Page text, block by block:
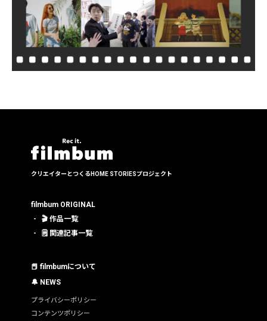
クリエイターとつくる HOME STORIESプロジェクト
filmbum ORIGINAL
🎬 作品一覧
🗒 関連記事一覧
📕 filmbumについて
🔔 NEWS
プライバシーポリシー
コンテンツポリシー